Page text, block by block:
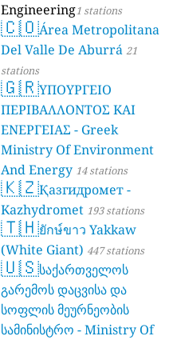
Engineering1 stations
🇨🇴Área Metropolitana
Del Valle De Aburrá 21
stations
🇬🇷ΥΠΟΥΡΓΕΙΟ
ΠΕΡΙΒΑΛΛΟΝΤΟΣ ΚΑΙ
ΕΝΕΡΓΕΙΑΣ - Greek
Ministry Of Environment
And Energy 14 stations
🇰🇿Қазгидромет -
Kazhydromet 193 stations
🇹🇭ยักษ์ขาว Yakkaw
(White Giant) 447 stations
🇺🇸საქართველოს
გარემოს დაცვისა და
სოფლის მეურნეობის
სამინისტრო - Ministry Of